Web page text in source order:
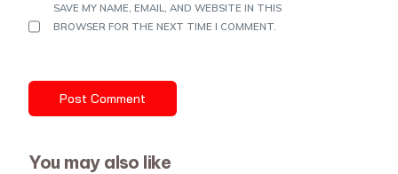
SAVE MY NAME, EMAIL, AND WEBSITE IN THIS
BROWSER FOR THE NEXT TIME I COMMENT.
You may also like